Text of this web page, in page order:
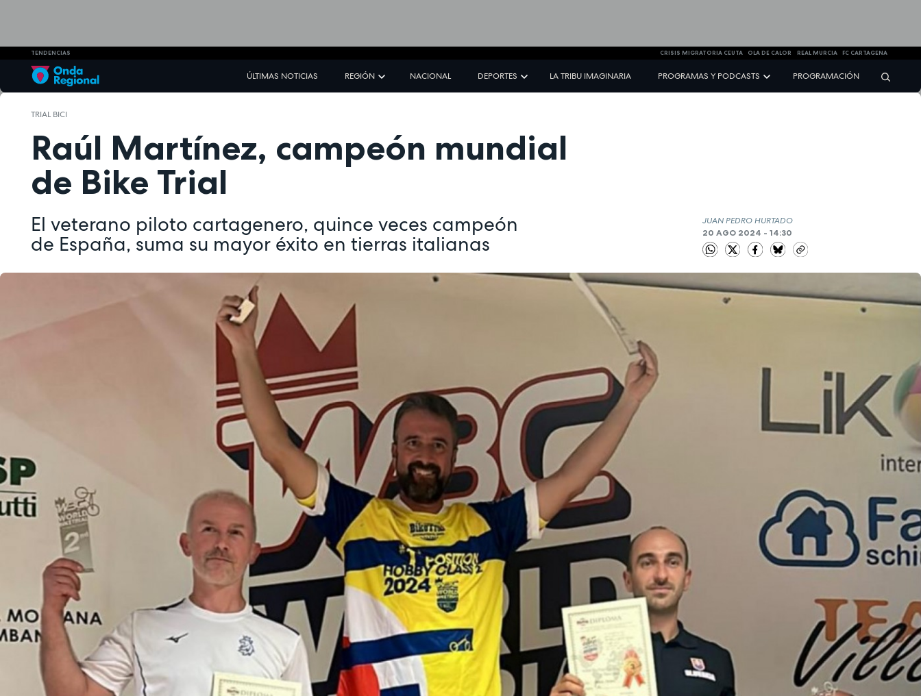
TENDENCIAS CRISIS MIGRATORIA CEUTA OLA DE CALOR REAL MURCIA FC CARTAGENA
ÚLTIMAS NOTICIAS REGIÓN NACIONAL DEPORTES LA TRIBU IMAGINARIA PROGRAMAS Y PODCASTS PROGRAMACIÓN
TRIAL BICI
Raúl Martínez, campeón mundial
de Bike Trial
El veterano piloto cartagenero, quince veces campeón
de España, suma su mayor éxito en tierras italianas
JUAN PEDRO HURTADO
20 AGO 2024 - 14:30